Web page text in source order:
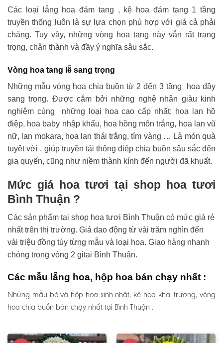
Các loại lẵng hoa đám tang , kệ hoa đám tang 1 tầng
truyền thống luôn là sự lựa chọn phù hợp với giá cả phải
chăng. Tuy vậy, những vòng hoa tang này vẫn rất trang
trọng, chân thành và đầy ý nghĩa sâu sắc.
Vòng hoa tang lễ sang trọng
Những mẫu vòng hoa chia buồn từ 2 đến 3 tầng hoa đầy
sang trọng. Được cắm bởi những nghệ nhân giàu kinh
nghiệm cùng những loại hoa cao cấp nhất: hoa lan hồ
điệp, hoa baby nhập khẩu, hoa hồng môn trắng, hoa lan vũ
nữ, lan mokara, hoa lan thái trắng, tím vàng … Là món quà
tuyệt vời , giúp truyền tải thông điệp chia buồn sâu sắc đến
gia quyến, cũng như niềm thành kính đến người đã khuất.
Mức giá hoa tươi tại shop hoa tươi
Bình Thuận ?
Các sản phẩm tại shop hoa tươi Bình Thuận có mức giá rẻ
nhất trên thị trường. Giá dao động từ vài trăm nghìn đến
vài triệu đồng tùy từng mẫu và loại hoa. Giao hàng nhanh
chóng trong vòng 2 gitại Bình Thuận.
Các mẫu lẵng hoa, hộp hoa bán chạy nhất :
Những mẫu bó và hộp hoa sinh nhật, kệ hoa khai trương, vòng
hoa chia buồn bán chạy nhất tại Bình Thuận .